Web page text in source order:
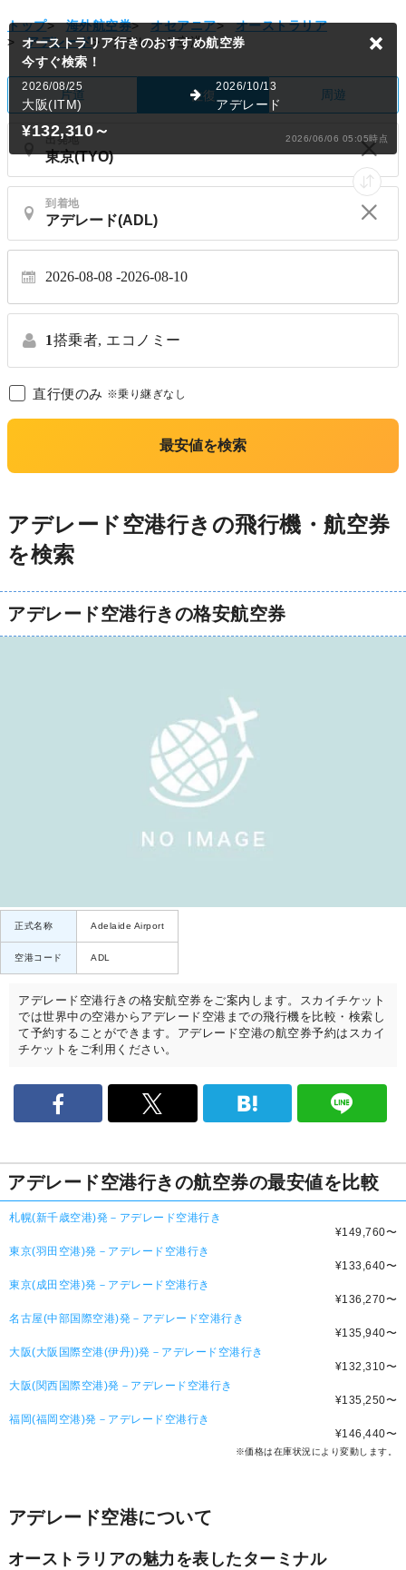
トップ> 海外航空券> オセアニア>
オーストラリア
>
アデレード> アデレード空港
片道 往復 周遊
出発地
到着地
2026-08-08 2026-08-10
1搭乗者, エコノミー
直行便のみ ※乗り継ぎなし
最安値を検索
オーストラリア行きのおすすめ航空券
今すぐ検索！
2026/08/25
大阪(ITM)
2026/10/13
アデレード
¥132,310～ 2026/06/06 05:05時点
アデレード空港行きの飛行機・航空券
を検索
アデレード空港行きの格安航空券
正式名称 Adelaide Airport
空港コード ADL
アデレード空港行きの格安航空券をご案内します。スカイチケット
では世界中の空港からアデレード空港までの飛行機を比較・検索し
て予約することができます。アデレード空港の航空券予約はスカイ
チケットをご利用ください。
アデレード空港行きの航空券の最安値を比較
札幌(新千歳空港)発－アデレード空港行き
¥149,760〜
東京(羽田空港)発－アデレード空港行き
¥133,640〜
東京(成田空港)発－アデレード空港行き
¥136,270〜
名古屋(中部国際空港)発－アデレード空港行き
¥135,940〜
大阪(大阪国際空港(伊丹))発－アデレード空港行き
¥132,310〜
大阪(関西国際空港)発－アデレード空港行き
¥135,250〜
福岡(福岡空港)発－アデレード空港行き
¥146,440〜
※価格は在庫状況により変動します。
アデレード空港について
オーストラリアの魅力を表したターミナル